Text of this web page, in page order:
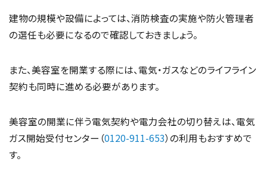
建物の規模や設備によっては、消防検査の実施や防火管理者
の選任も必要になるので確認しておきましょう。
また、美容室を開業する際には、電気・ガスなどのライフライン
契約も同時に進める必要があります。
美容室の開業に伴う電気契約や電力会社の切り替えは、電気
ガス開始受付センター（0120-911-653）の利用もおすすめで
す。